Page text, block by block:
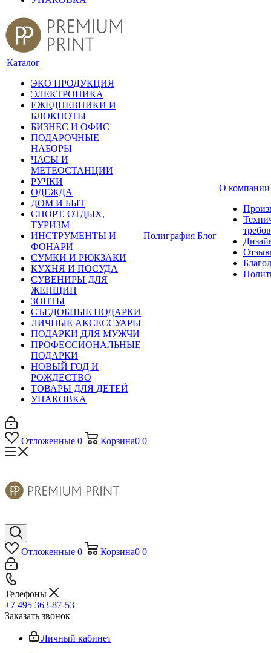
Каталог
ЭКО ПРОДУКЦИЯ
ЭЛЕКТРОНИКА
ЕЖЕДНЕВНИКИ И
БЛОКНОТЫ
БИЗНЕС И ОФИС
ПОДАРОЧНЫЕ
НАБОРЫ
ЧАСЫ И
МЕТЕОСТАНЦИИ
РУЧКИ
ОДЕЖДА
ДОМ И БЫТ
СПОРТ, ОТДЫХ,
ТУРИЗМ
ИНСТРУМЕНТЫ И
ФОНАРИ
СУМКИ И РЮКЗАКИ
КУХНЯ И ПОСУДА
СУВЕНИРЫ ДЛЯ
ЖЕНЩИН
ЗОНТЫ
СЪЕДОБНЫЕ ПОДАРКИ
ЛИЧНЫЕ АКСЕССУАРЫ
ПОДАРКИ ДЛЯ МУЖЧИ
ПРОФЕССИОНАЛЬНЫЕ
ПОДАРКИ
НОВЫЙ ГОД И
РОЖДЕСТВО
ТОВАРЫ ДЛЯ ДЕТЕЙ
УПАКОВКА
Полиграфия Блог
О компании
Отложенные 0 Корзина0 0
Отложенные 0 Корзина0 0
Телефоны
+7 495 363-87-53
Заказать звонок
Личный кабинет